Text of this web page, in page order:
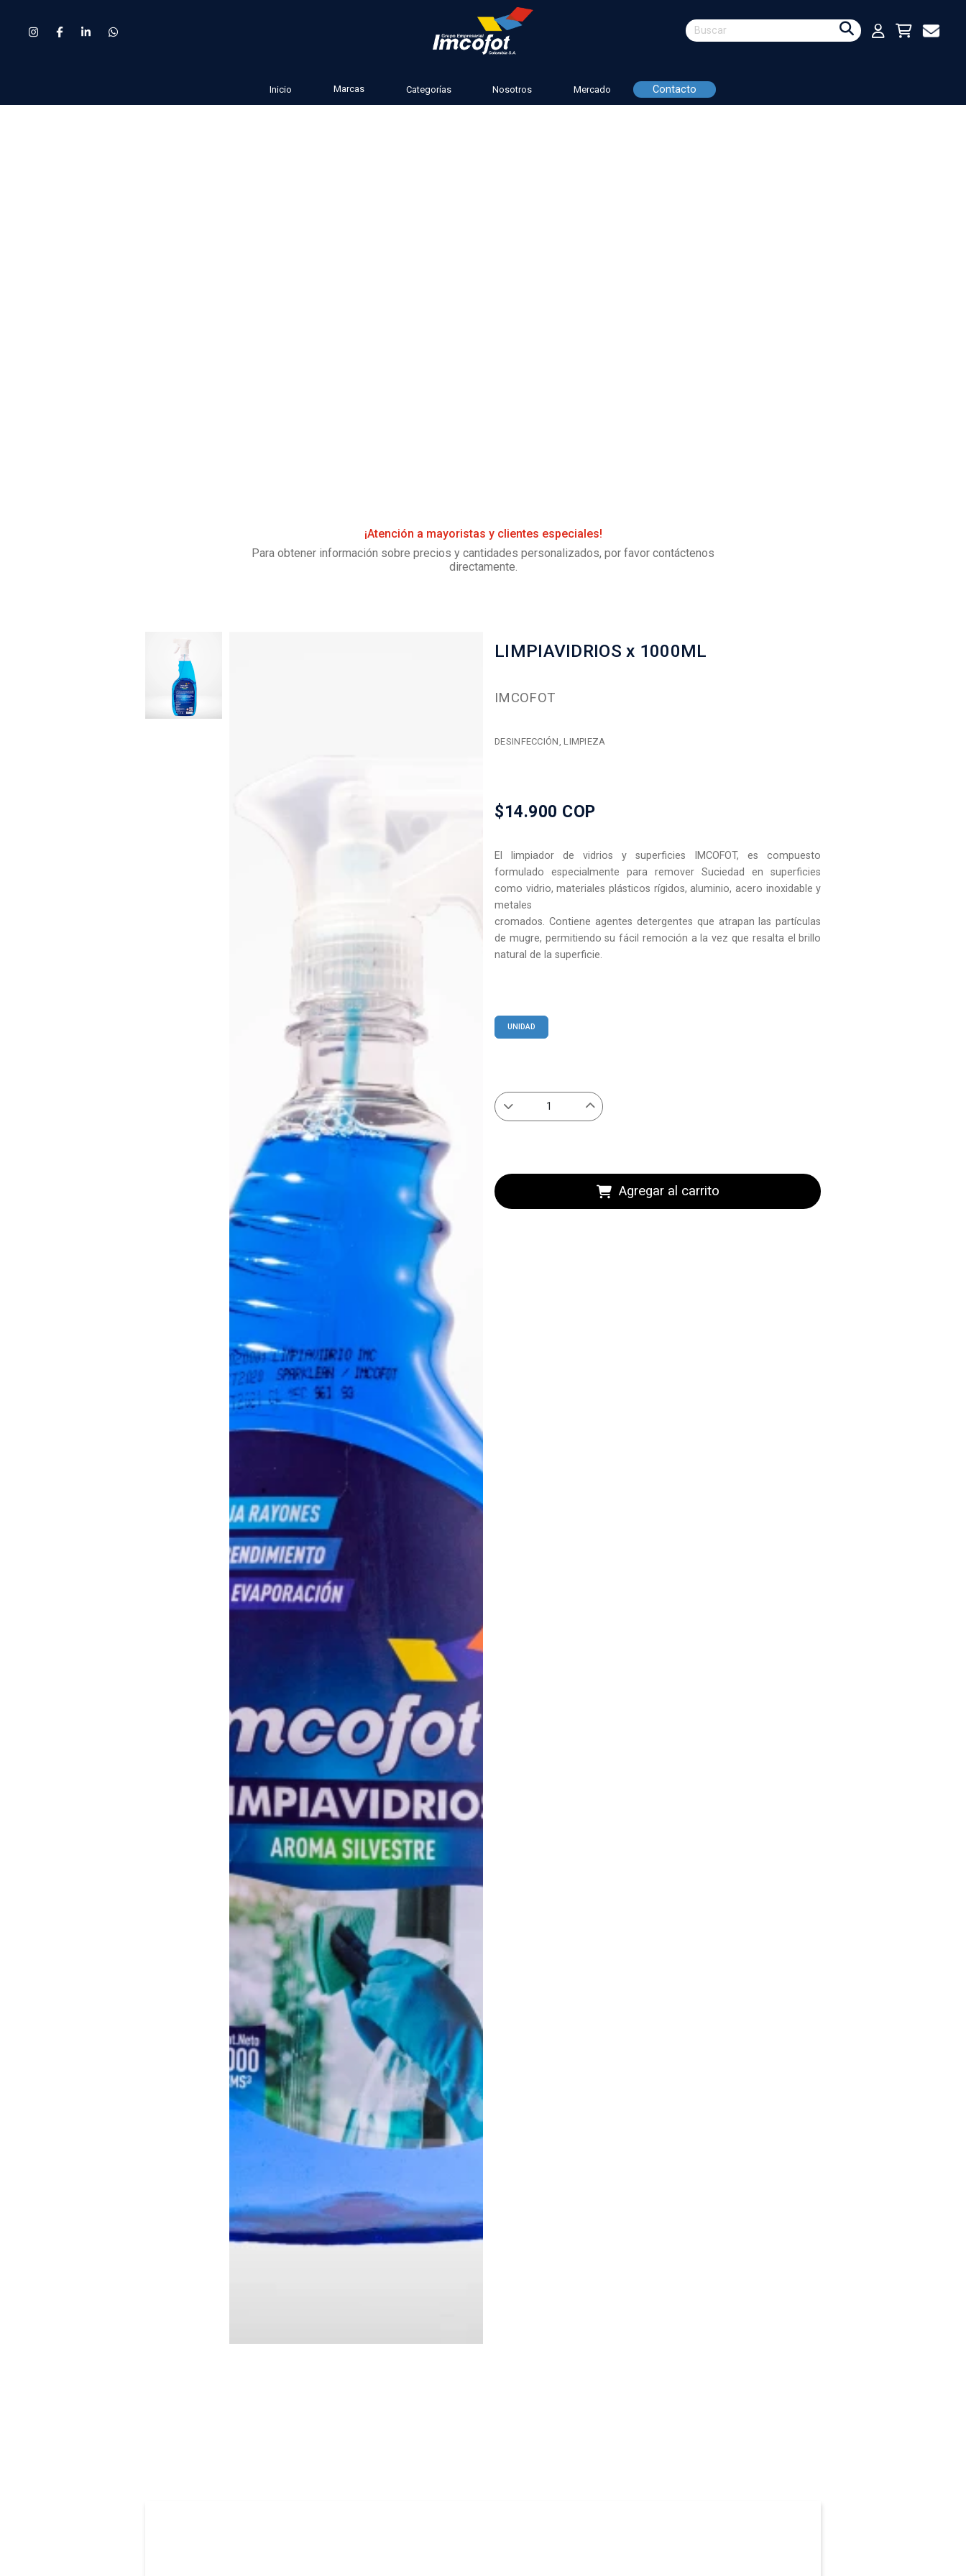
Inicio Marcas Categorías Nosotros Mercado Contacto
¡Atención a mayoristas y clientes especiales!
Para obtener información sobre precios y cantidades personalizados, por favor contáctenos
directamente.
LIMPIAVIDRIOS x 1000ML
IMCOFOT
DESINFECCIÓN, LIMPIEZA
$14.900 COP
El limpiador de vidrios y superficies IMCOFOT, es compuesto
formulado especialmente para remover Suciedad en superficies
como vidrio, materiales plásticos rígidos, aluminio, acero inoxidable y
metales
cromados. Contiene agentes detergentes que atrapan las partículas
de mugre, permitiendo su fácil remoción a la vez que resalta el brillo
natural de la superficie.
UNIDAD
Agregar al carrito